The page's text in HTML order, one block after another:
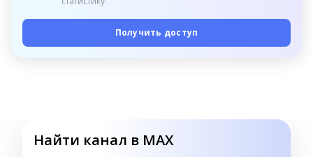
Получить доступ
Найти канал в MAX